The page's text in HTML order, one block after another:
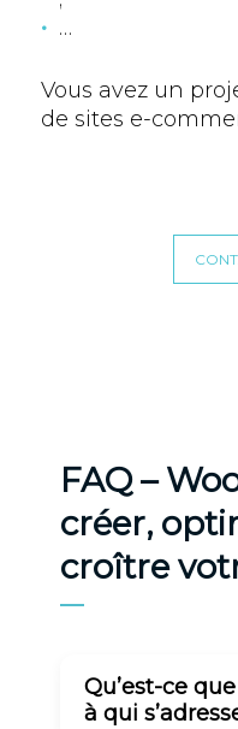
…
Vous avez un
de sites e-
FAQ –
créer,
croître
Qu’est-ce
à qui